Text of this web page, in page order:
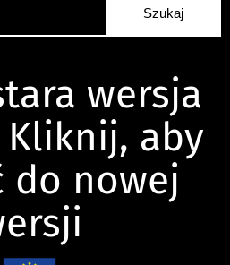
wersja
aby
do nowej